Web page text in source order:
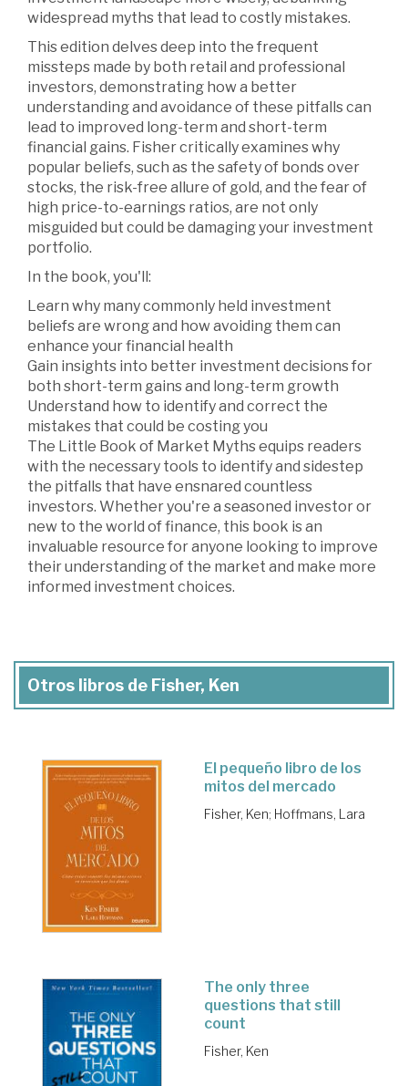
widespread myths that lead to costly mistakes.
This edition delves deep into the frequent
missteps made by both retail and professional
investors, demonstrating how a better
understanding and avoidance of these pitfalls can
lead to improved long-term and short-term
financial gains. Fisher critically examines why
popular beliefs, such as the safety of bonds over
stocks, the risk-free allure of gold, and the fear of
high price-to-earnings ratios, are not only
misguided but could be damaging your investment
portfolio.
In the book, you'll:
Learn why many commonly held investment
beliefs are wrong and how avoiding them can
enhance your financial health
Gain insights into better investment decisions for
both short-term gains and long-term growth
Understand how to identify and correct the
mistakes that could be costing you
The Little Book of Market Myths equips readers
with the necessary tools to identify and sidestep
the pitfalls that have ensnared countless
investors. Whether you're a seasoned investor or
new to the world of finance, this book is an
invaluable resource for anyone looking to improve
their understanding of the market and make more
informed investment choices.
Otros libros de Fisher, Ken
El pequeño libro de los
mitos del mercado
Fisher, Ken; Hoffmans, Lara
The only three
questions that still
count
Fisher, Ken